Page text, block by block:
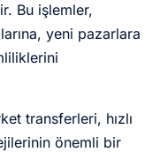
Bu işlemler,
yeni pazarlara
transferleri, hızlı
önemli bir